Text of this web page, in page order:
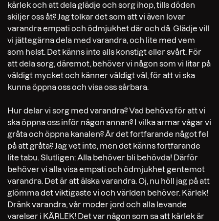
kärlek och att dela glädje och sorg ihop, tills döden
skiljer oss åt? Jag tolkar det som att vi även lovar
varandra empati och ödmjukhet där och då. Glädje vill
vi jättegärna dela med varandra, och lite med vem
som helst. Det känns inte alls konstigt eller svårt. För
att dela sorg, däremot, behöver vi någon som vi litar på
väldigt mycket och känner väldigt väl, för att vi ska
kunna öppna oss och visa oss sårbara.
Hur delar vi sorg med varandra? Vad behövs för att vi
ska öppna oss inför någon annan? I vilka armar vågar vi
gråta och öppna kanalen? Är det fortfarande något fel
på att gråta? Jag vet inte, men det känns fortfarande
lite tabu. Slutligen: Alla behöver bli behövda! Därför
behöver vi alla visa empati och ödmjukhet gentemot
varandra. Det är att älska varandra. Oj, nu höll jag på att
glömma det viktigaste vi och världen behöver. Kärlek!
Dränk varandra, vår moder jord och alla levande
varelser i KÄRLEK! Det var någon som sa att kärlek är